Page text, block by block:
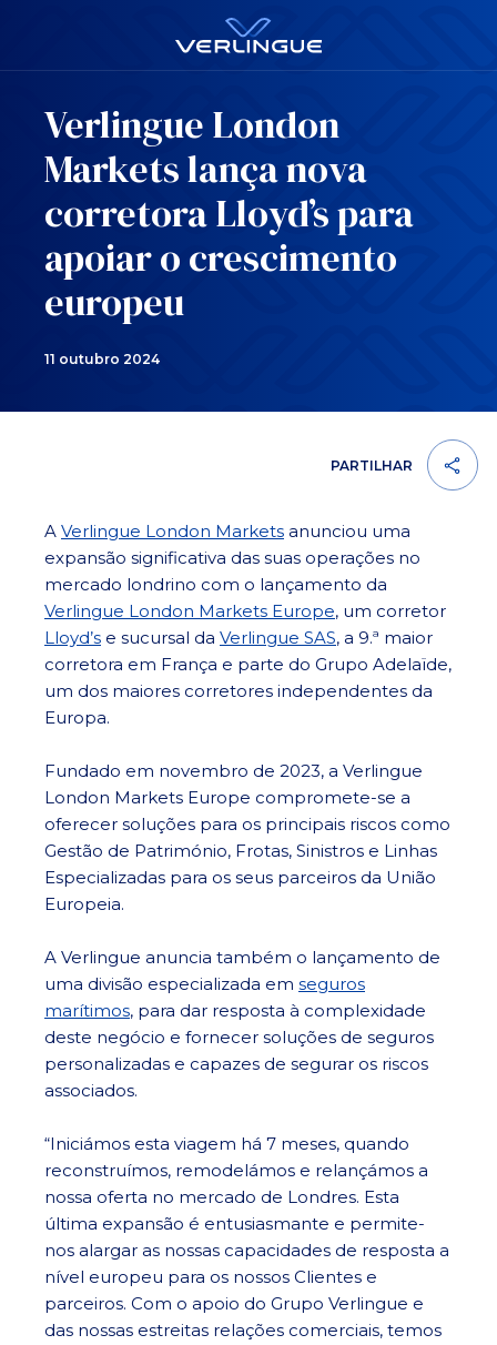
Verlingue London
Markets lança nova
corretora Lloyd’s para
apoiar o crescimento
europeu
11 outubro 2024
PARTILHAR
A Verlingue London Markets anunciou uma
expansão significativa das suas operações no
mercado londrino com o lançamento da
Verlingue London Markets Europe, um corretor
Lloyd’s e sucursal da Verlingue SAS, a 9.ª maior
corretora em França e parte do Grupo Adelaïde,
um dos maiores corretores independentes da
Europa.
Fundado em novembro de 2023, a Verlingue
London Markets Europe compromete-se a
oferecer soluções para os principais riscos como
Gestão de Património, Frotas, Sinistros e Linhas
Especializadas para os seus parceiros da União
Europeia.
A Verlingue anuncia também o lançamento de
uma divisão especializada em seguros
marítimos, para dar resposta à complexidade
deste negócio e fornecer soluções de seguros
personalizadas e capazes de segurar os riscos
associados.
“Iniciámos esta viagem há 7 meses, quando
reconstruímos, remodelámos e relançámos a
nossa oferta no mercado de Londres. Esta
última expansão é entusiasmante e permite-
nos alargar as nossas capacidades de resposta a
nível europeu para os nossos Clientes e
parceiros. Com o apoio do Grupo Verlingue e
das nossas estreitas relações comerciais, temos